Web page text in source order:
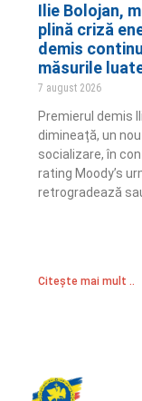
Ilie Bolojan,
plină criză
demis
măsurile
7 august 2026
Premierul demis
dimineață, un
socializare, în
rating Moody’s
retrogradează
Citește mai mult ..